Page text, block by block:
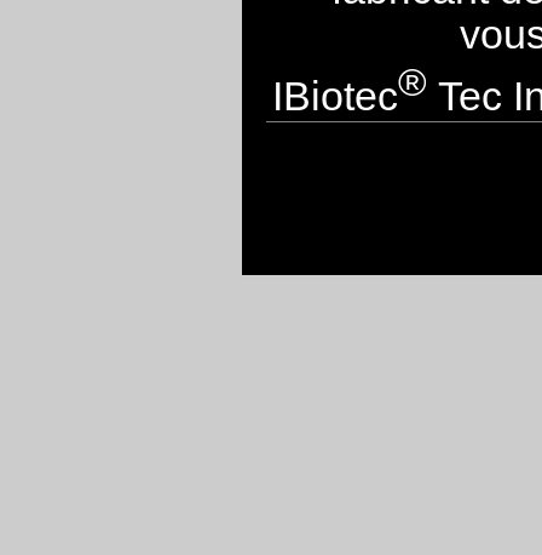
IBiotec® Tec